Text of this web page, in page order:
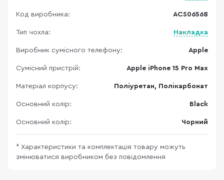
Код виробника: ACS06568
Тип чохла: Накладка
Виробник сумісного телефону: Apple
Сумісний пристрій: Apple iPhone 15 Pro Max
Матеріал корпусу: Поліуретан, Полікарбонат
Основний колір: Black
Основний колір: Чорний
* Характеристики та комплектація товару можуть
змінюватися виробником без повідомлення